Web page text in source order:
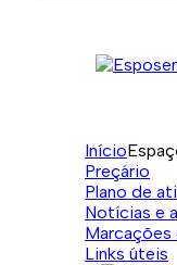
Início
Preçário
Plano de
Notícias e
Marcações
Links úteis